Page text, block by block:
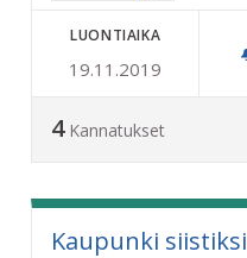
LUONTIAIKA
19.11.2019
4 Kannatukset
Kaupunki siistiksi